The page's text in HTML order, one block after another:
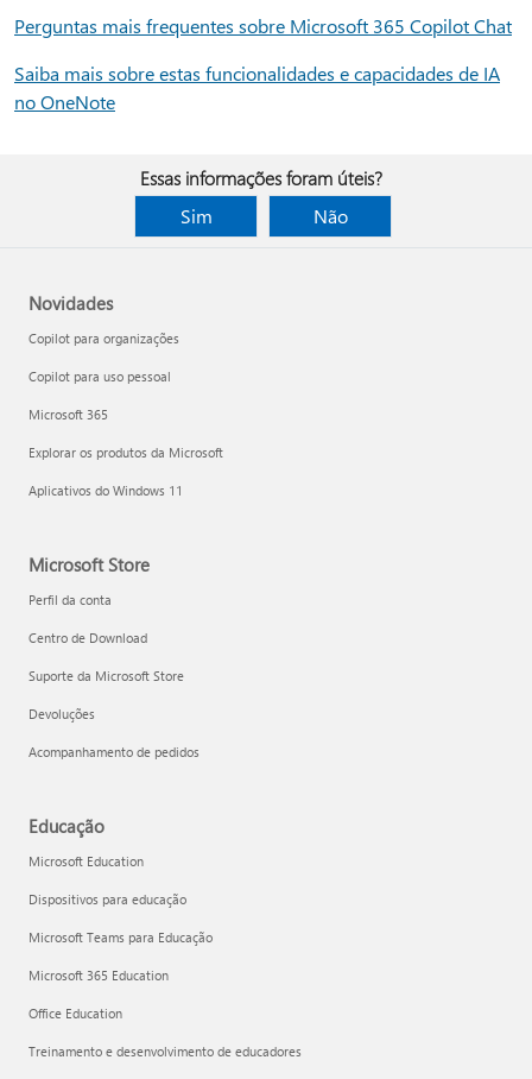
Perguntas mais frequentes sobre Microsoft 365 Copilot Chat
Saiba mais sobre estas funcionalidades e capacidades de IA
no OneNote
Essas informações foram úteis?
Sim
Não
Novidades
Copilot para organizações
Copilot para uso pessoal
Microsoft 365
Explorar os produtos da Microsoft
Aplicativos do Windows 11
Microsoft Store
Perfil da conta
Centro de Download
Suporte da Microsoft Store
Devoluções
Acompanhamento de pedidos
Educação
Microsoft Education
Dispositivos para educação
Microsoft Teams para Educação
Microsoft 365 Education
Office Education
Treinamento e desenvolvimento de educadores